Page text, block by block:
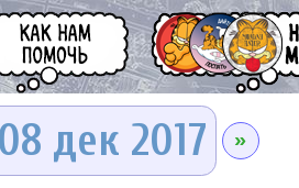
08 дек 2017 »